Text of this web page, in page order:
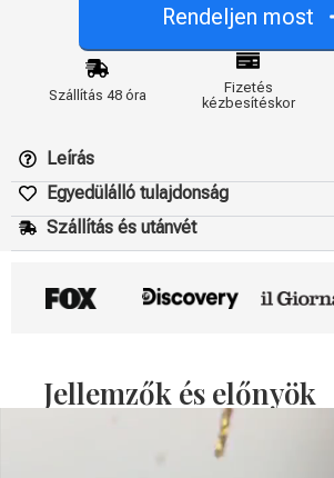
Rendeljen most
Szállítás 48 óra
Fizetés
kézbesítéskor
Leírás
Egyedülálló tulajdonság
Szállítás és utánvét
Jellemzők és előnyök